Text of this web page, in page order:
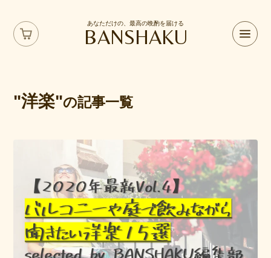
あなただけの、最高の晩酌を届ける
BANSHAKU
"洋楽"の記事一覧